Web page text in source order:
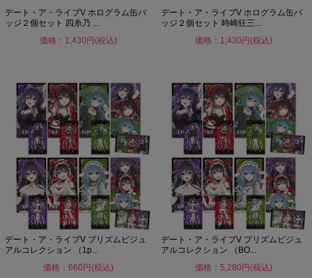
デート・ア・ライブV ホログラム缶バ
ッジ２個セット 四糸乃 ...
価格：1,430円(税込)
デート・ア・ライブV ホログラム缶バ
ッジ２個セット 時崎狂三...
価格：1,430円(税込)
デート・ア・ライブV プリズムビジュ
アルコレクション （1p...
価格：660円(税込)
デート・ア・ライブV プリズムビジュ
アルコレクション （BO...
価格：5,280円(税込)